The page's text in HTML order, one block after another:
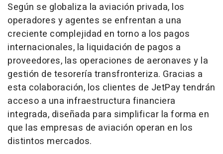
Según se globaliza la aviación privada, los
operadores y agentes se enfrentan a una
creciente complejidad en torno a los pagos
internacionales, la liquidación de pagos a
proveedores, las operaciones de aeronaves y la
gestión de tesorería transfronteriza. Gracias a
esta colaboración, los clientes de JetPay tendrán
acceso a una infraestructura financiera
integrada, diseñada para simplificar la forma en
que las empresas de aviación operan en los
distintos mercados.